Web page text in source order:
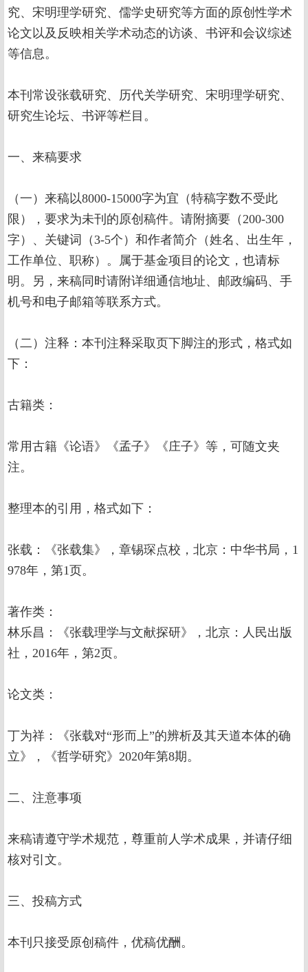
究、宋明理学研究、儒学史研究等方面的原创性学术
论文以及反映相关学术动态的访谈、书评和会议综述
等信息。
本刊常设张载研究、历代关学研究、宋明理学研究、
研究生论坛、书评等栏目。
一、来稿要求
（一）来稿以8000-15000字为宜（特稿字数不受此
限），要求为未刊的原创稿件。请附摘要（200-300
字）、关键词（3-5个）和作者简介（姓名、出生年，
工作单位、职称）。属于基金项目的论文，也请标
明。另，来稿同时请附详细通信地址、邮政编码、手
机号和电子邮箱等联系方式。
（二）注释：本刊注释采取页下脚注的形式，格式如
下：
古籍类：
常用古籍《论语》《孟子》《庄子》等，可随文夹
注。
整理本的引用，格式如下：
张载：《张载集》，章锡琛点校，北京：中华书局，1
978年，第1页。
著作类：
林乐昌：《张载理学与文献探研》，北京：人民出版
社，2016年，第2页。
论文类：
丁为祥：《张载对“形而上”的辨析及其天道本体的确
立》，《哲学研究》2020年第8期。
二、注意事项
来稿请遵守学术规范，尊重前人学术成果，并请仔细
核对引文。
三、投稿方式
本刊只接受原创稿件，优稿优酬。